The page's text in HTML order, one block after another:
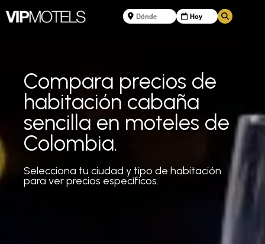
Compara precios de
habitación cabaña
sencilla en moteles de
Colombia.
Selecciona tu ciudad y tipo de habitación
para ver precios específicos.